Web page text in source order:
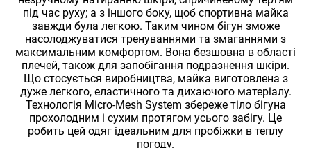
під час руху; а з іншого боку, щоб спортивна майка
завжди була легкою. Таким чином бігун зможе
насолоджуватися тренуваннями та змаганнями з
максимальним комфортом. Вона безшовна в області
плечей, також для запобігання подразнення шкіри.
Що стосується виробництва, майка виготовлена з
дуже легкого, еластичного та дихаючого матеріалу.
Технологія Micro-Mesh System збереже тіло бігуна
прохолодним і сухим протягом усього забігу. Це
робить цей одяг ідеальним для пробіжки в теплу
погоду.